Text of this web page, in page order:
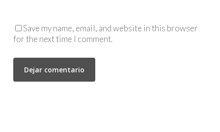
Save my name, email, and website in this browser
for the next time I comment.